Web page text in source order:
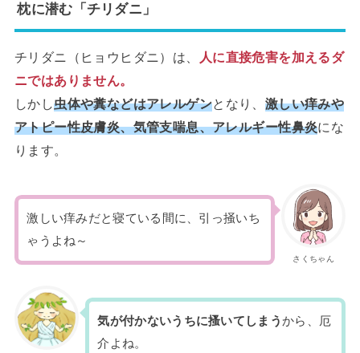
枕に潜む「チリダニ」
チリダニ（ヒョウヒダニ）は、
人に直接危害を加えるダ
ニではありません。
しかし虫体や糞などはアレルゲンとなり、 激しい痒みや
アトピー性皮膚炎、気管支喘息、アレルギー性鼻炎にな
ります。
さくちゃん
激しい痒みだと寝ている間に、引っ掻いち
ゃうよね～
気が付かないうちに搔いてしまうから、厄
介よね。